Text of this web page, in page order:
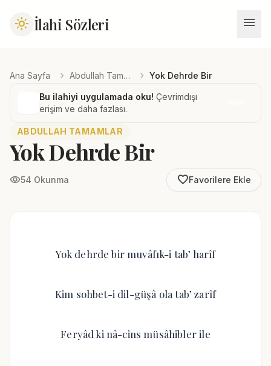
light_mode İlahi Sözleri menu
Ana Sayfa chevron_right Abdullah Tamamlar chevron_right Yok Dehrde Bir
Bu ilahiyi uygulamada oku! Çevrimdışı
erişim ve daha fazlası.
ABDULLAH TAMAMLAR
Yok Dehrde Bir
visibility54 Okunma favorite_borderFavorilere Ekle
Yok dehrde bir muvâfık-i tab’ harîf
Kim sohbet-i dil-güşâ ola tab’ zarîf
Feryâd ki nâ-cins müsâhibler ile